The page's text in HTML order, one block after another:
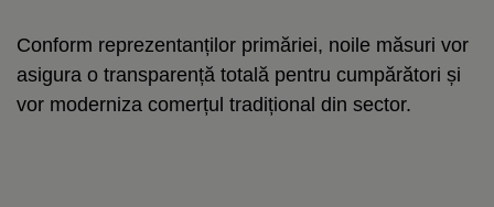
Conform reprezentanților primăriei, noile măsuri vor
asigura o transparență totală pentru cumpărători și
vor moderniza comerțul tradițional din sector.